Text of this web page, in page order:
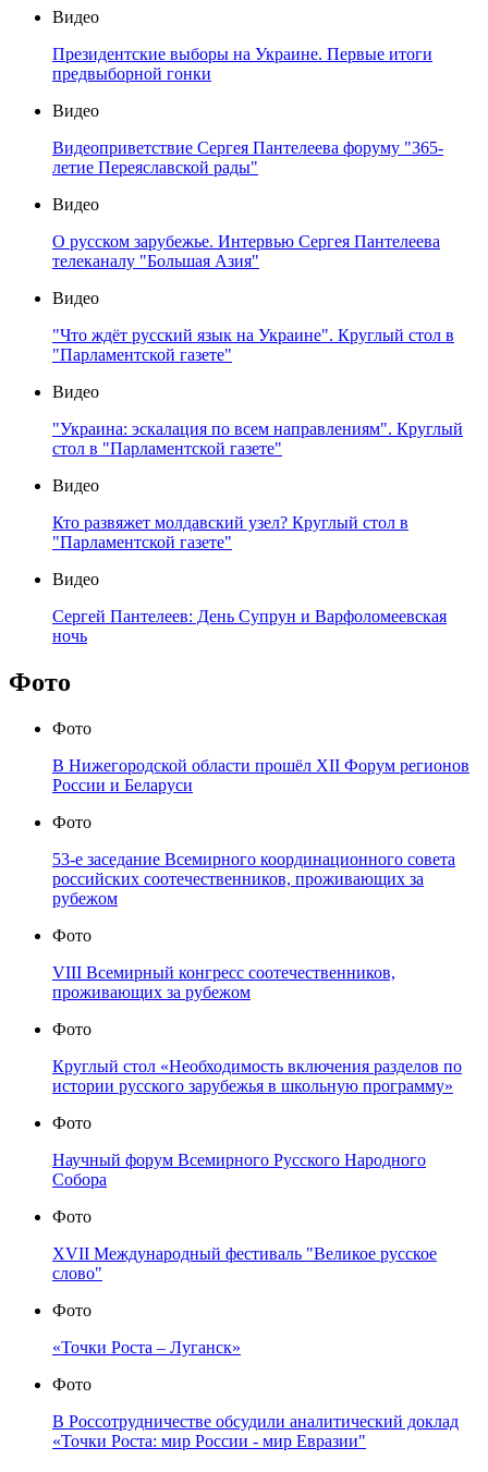
Видео
Президентские выборы на Украине. Первые итоги
предвыборной гонки
Видео
Видеоприветствие Сергея Пантелеева форуму "365-
летие Переяславской рады"
Видео
О русском зарубежье. Интервью Сергея Пантелеева
телеканалу "Большая Азия"
Видео
"Что ждёт русский язык на Украине". Круглый стол в
"Парламентской газете"
Видео
"Украина: эскалация по всем направлениям". Круглый
стол в "Парламентской газете"
Видео
Кто развяжет молдавский узел? Круглый стол в
"Парламентской газете"
Видео
Сергей Пантелеев: День Супрун и Варфоломеевская
ночь
Фото
Фото
В Нижегородской области прошёл XII Форум регионов
России и Беларуси
Фото
53-е заседание Всемирного координационного совета
российских соотечественников, проживающих за
рубежом
Фото
VIII Всемирный конгресс соотечественников,
проживающих за рубежом
Фото
Круглый стол «Необходимость включения разделов по
истории русского зарубежья в школьную программу»
Фото
Научный форум Всемирного Русского Народного
Собора
Фото
XVII Международный фестиваль "Великое русское
слово"
Фото
«Точки Роста – Луганск»
Фото
В Россотрудничестве обсудили аналитический доклад
«Точки Роста: мир России - мир Евразии"